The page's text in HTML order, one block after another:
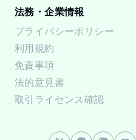
法務・企業情報
プライバシーポリシー
利用規約
免責事項
法的意見書
取引ライセンス確認